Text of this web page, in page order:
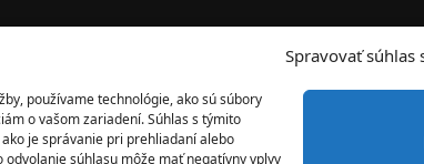
Spravovať súhlas
používame technológie, ako sú súbory
o vašom zariadení. Súhlas s týmito
je správanie pri prehliadaní alebo
súhlasu môže mať negatívny vplyv